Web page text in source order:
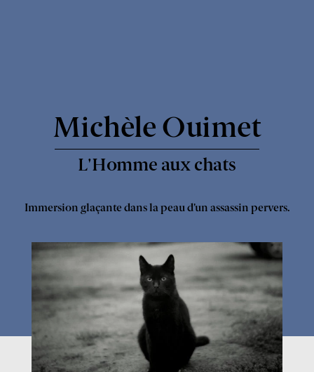
Michèle Ouimet-
L'Homme aux chats
Immersion glaçante dans la peau d’un assassin pervers.